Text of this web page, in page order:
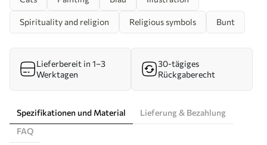
Spirituality and religion Religious symbols Bunt
Lieferbereit in 1–3
Werktagen
30-tägiges
Rückgaberecht
Spezifikationen und Material
Lieferung & Bezahlung
FAQ